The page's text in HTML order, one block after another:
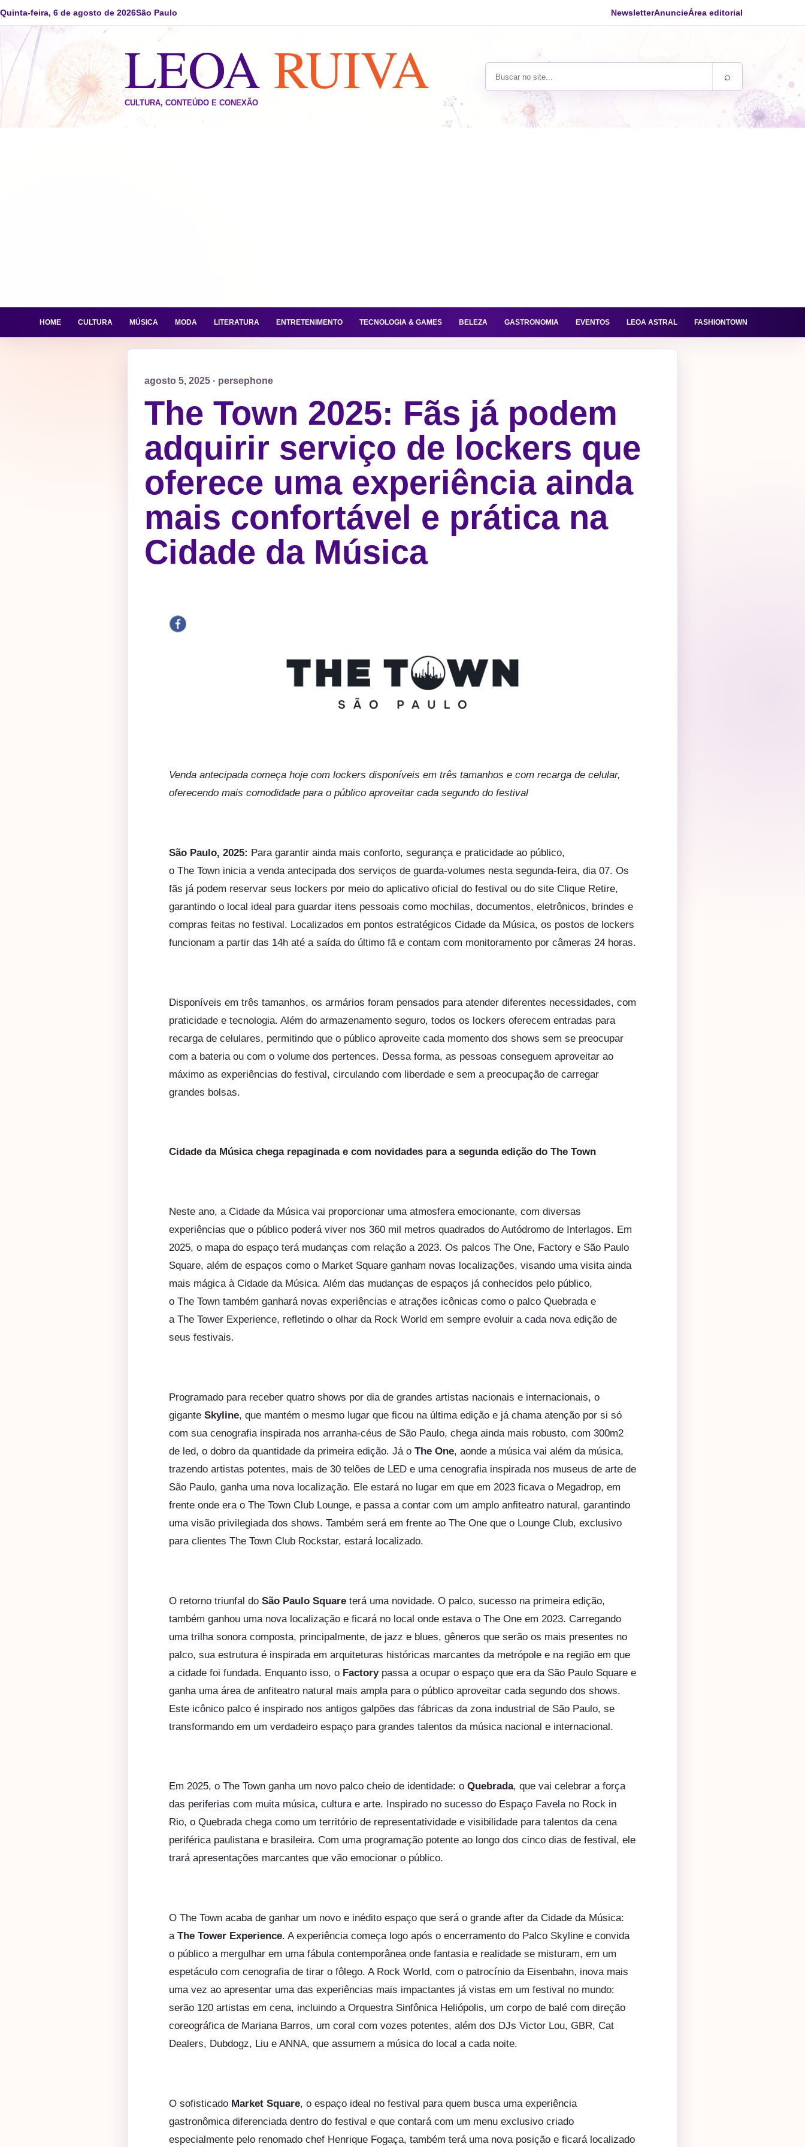
Quinta-feira, 6 de agosto de 2026São Paulo NewsletterAnuncieÁrea editorial
LEOA RUIVA
CULTURA, CONTEÚDO E CONEXÃO
Buscar no site ⌕
HOME CULTURA MÚSICA MODA LITERATURA ENTRETENIMENTO TECNOLOGIA & GAMES BELEZA GASTRONOMIA EVENTOS LEOA ASTRAL FASHIONTOWN
agosto 5, 2025 · persephone
The Town 2025: Fãs já podem
adquirir serviço de lockers que
oferece uma experiência ainda
mais confortável e prática na
Cidade da Música
Venda antecipada começa hoje com lockers disponíveis em três tamanhos e com recarga de celular,
oferecendo mais comodidade para o público aproveitar cada segundo do festival
São Paulo, 2025: Para garantir ainda mais conforto, segurança e praticidade ao público,
o The Town inicia a venda antecipada dos serviços de guarda-volumes nesta segunda-feira, dia 07. Os
fãs já podem reservar seus lockers por meio do aplicativo oficial do festival ou do site Clique Retire,
garantindo o local ideal para guardar itens pessoais como mochilas, documentos, eletrônicos, brindes e
compras feitas no festival. Localizados em pontos estratégicos Cidade da Música, os postos de lockers
funcionam a partir das 14h até a saída do último fã e contam com monitoramento por câmeras 24 horas.
Disponíveis em três tamanhos, os armários foram pensados para atender diferentes necessidades, com
praticidade e tecnologia. Além do armazenamento seguro, todos os lockers oferecem entradas para
recarga de celulares, permitindo que o público aproveite cada momento dos shows sem se preocupar
com a bateria ou com o volume dos pertences. Dessa forma, as pessoas conseguem aproveitar ao
máximo as experiências do festival, circulando com liberdade e sem a preocupação de carregar
grandes bolsas.
Cidade da Música chega repaginada e com novidades para a segunda edição do The Town
Neste ano, a Cidade da Música vai proporcionar uma atmosfera emocionante, com diversas
experiências que o público poderá viver nos 360 mil metros quadrados do Autódromo de Interlagos. Em
2025, o mapa do espaço terá mudanças com relação a 2023. Os palcos The One, Factory e São Paulo
Square, além de espaços como o Market Square ganham novas localizações, visando uma visita ainda
mais mágica à Cidade da Música. Além das mudanças de espaços já conhecidos pelo público,
o The Town também ganhará novas experiências e atrações icônicas como o palco Quebrada e
a The Tower Experience, refletindo o olhar da Rock World em sempre evoluir a cada nova edição de
seus festivais.
Programado para receber quatro shows por dia de grandes artistas nacionais e internacionais, o
gigante Skyline, que mantém o mesmo lugar que ficou na última edição e já chama atenção por si só
com sua cenografia inspirada nos arranha-céus de São Paulo, chega ainda mais robusto, com 300m2
de led, o dobro da quantidade da primeira edição. Já o The One, aonde a música vai além da música,
trazendo artistas potentes, mais de 30 telões de LED e uma cenografia inspirada nos museus de arte de
São Paulo, ganha uma nova localização. Ele estará no lugar em que em 2023 ficava o Megadrop, em
frente onde era o The Town Club Lounge, e passa a contar com um amplo anfiteatro natural, garantindo
uma visão privilegiada dos shows. Também será em frente ao The One que o Lounge Club, exclusivo
para clientes The Town Club Rockstar, estará localizado.
O retorno triunfal do São Paulo Square terá uma novidade. O palco, sucesso na primeira edição,
também ganhou uma nova localização e ficará no local onde estava o The One em 2023. Carregando
uma trilha sonora composta, principalmente, de jazz e blues, gêneros que serão os mais presentes no
palco, sua estrutura é inspirada em arquiteturas históricas marcantes da metrópole e na região em que
a cidade foi fundada. Enquanto isso, o Factorypassa a ocupar o espaço que era da São Paulo Square e
ganha uma área de anfiteatro natural mais ampla para o público aproveitar cada segundo dos shows.
Este icônico palco é inspirado nos antigos galpões das fábricas da zona industrial de São Paulo, se
transformando em um verdadeiro espaço para grandes talentos da música nacional e internacional.
Em 2025, o The Town ganha um novo palco cheio de identidade: o Quebrada, que vai celebrar a força
das periferias com muita música, cultura e arte. Inspirado no sucesso do Espaço Favela no Rock in
Rio, o Quebrada chega como um território de representatividade e visibilidade para talentos da cena
periférica paulistana e brasileira. Com uma programação potente ao longo dos cinco dias de festival, ele
trará apresentações marcantes que vão emocionar o público.
O The Town acaba de ganhar um novo e inédito espaço que será o grande after da Cidade da Música:
a The Tower Experience. A experiência começa logo após o encerramento do Palco Skyline e convida
o público a mergulhar em uma fábula contemporânea onde fantasia e realidade se misturam, em um
espetáculo com cenografia de tirar o fôlego. A Rock World, com o patrocínio da Eisenbahn, inova mais
uma vez ao apresentar uma das experiências mais impactantes já vistas em um festival no mundo:
serão 120 artistas em cena, incluindo a Orquestra Sinfônica Heliópolis, um corpo de balé com direção
coreográfica de Mariana Barros, um coral com vozes potentes, além dos DJs Victor Lou, GBR, Cat
Dealers, Dubdogz, Liu e ANNA, que assumem a música do local a cada noite.
O sofisticado Market Square, o espaço ideal no festival para quem busca uma experiência
gastronômica diferenciada dentro do festival e que contará com um menu exclusivo criado
especialmente pelo renomado chef Henrique Fogaça, também terá uma nova posição e ficará localizado